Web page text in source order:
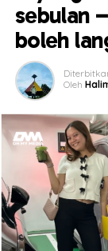
sebulan
boleh
Oleh